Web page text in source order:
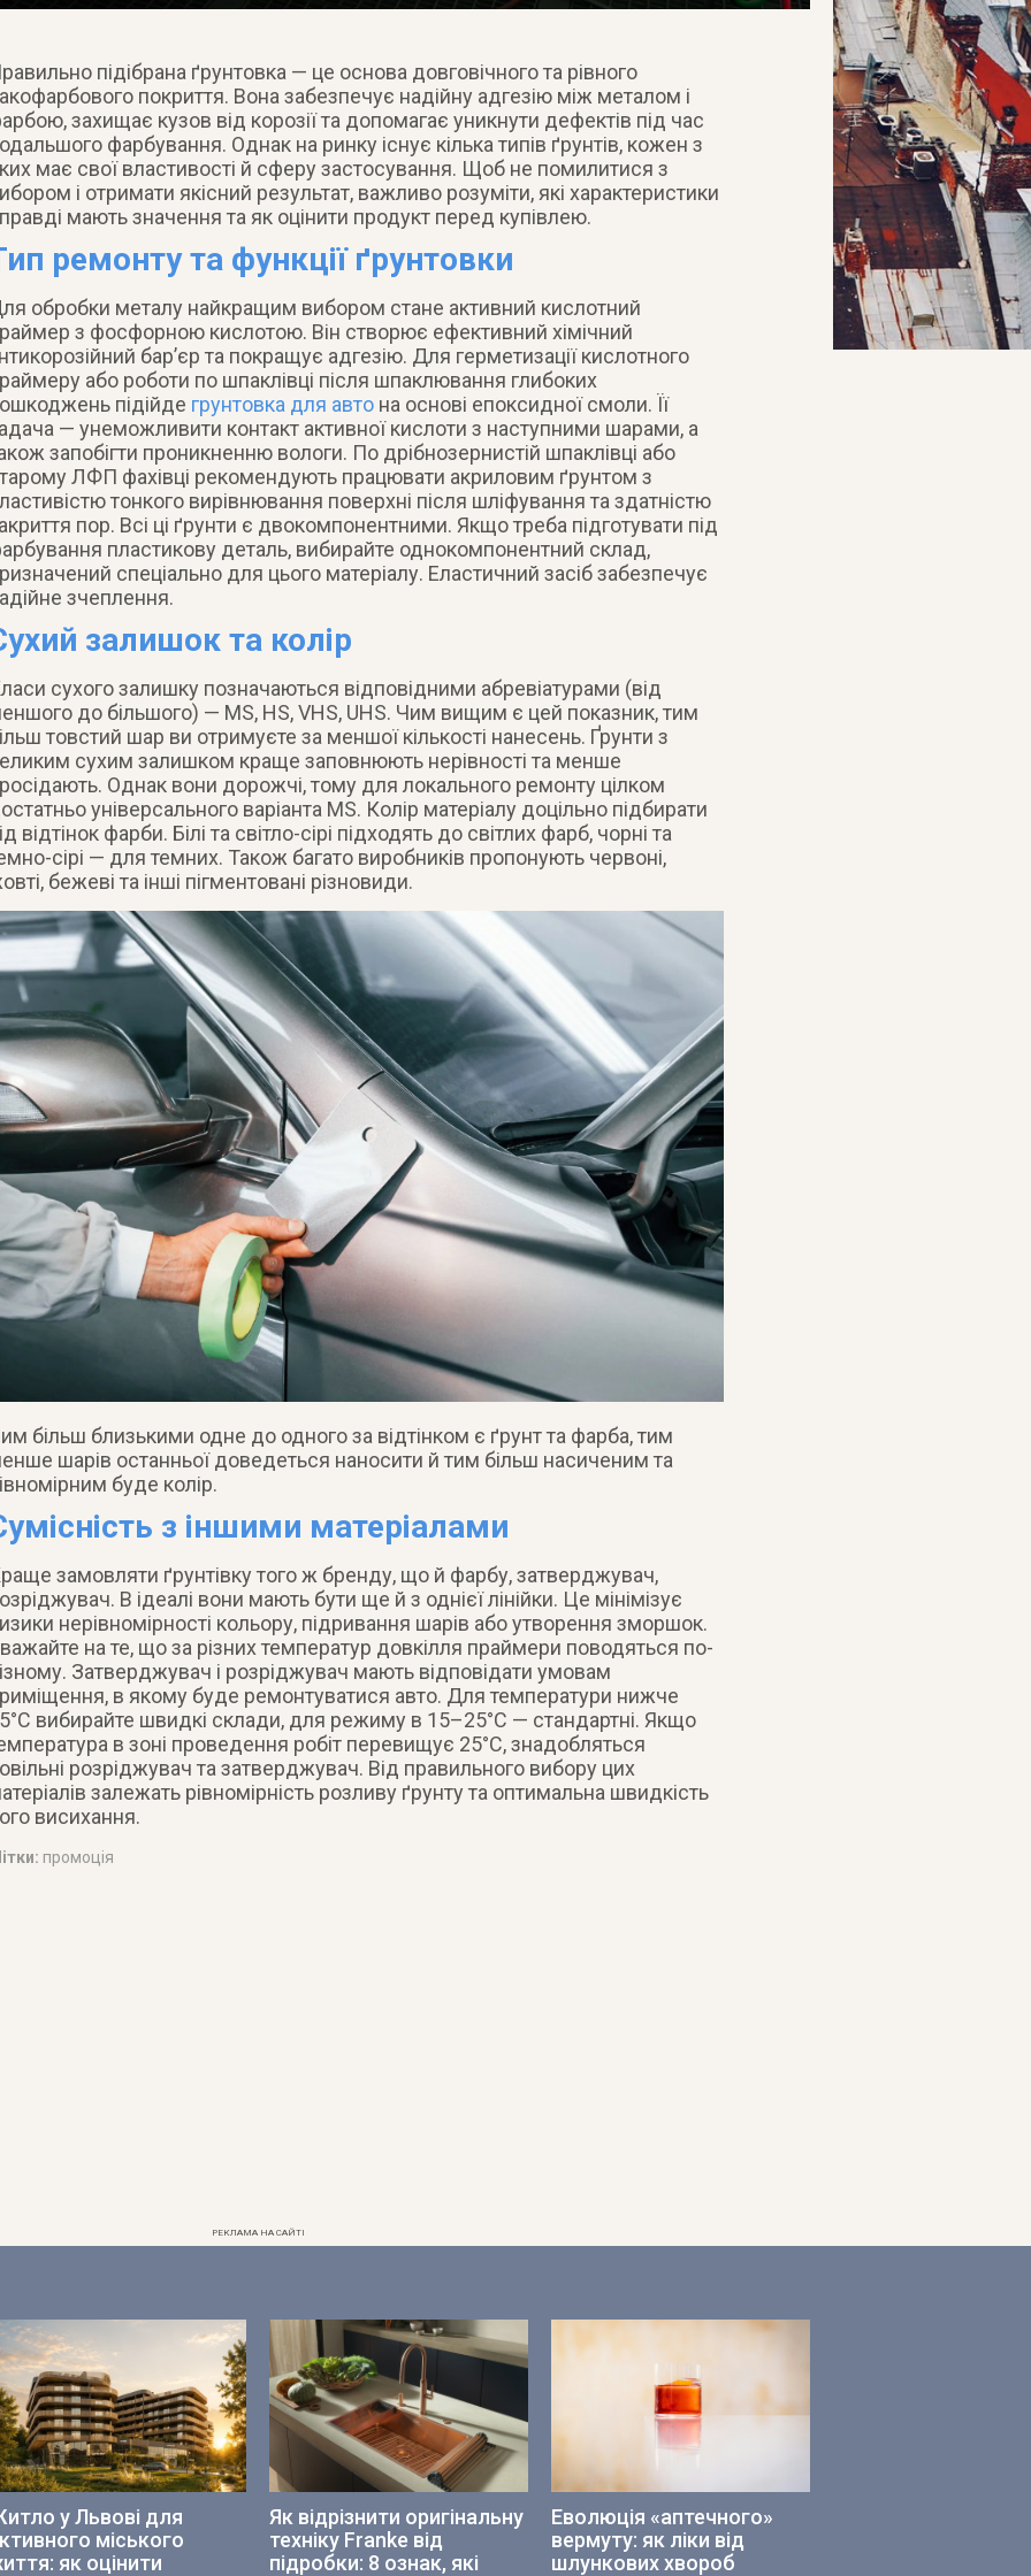
підібрана ґрунтовка — це основа довговічного та рівного
покриття. Вона забезпечує надійну адгезію між металом і
захищає кузов від корозії та допомагає уникнути дефектів під час
фарбування. Однак на ринку існує кілька типів ґрунтів, кожен з
має свої властивості й сферу застосування. Щоб не помилитися з
і отримати якісний результат, важливо розуміти, які характеристики
мають значення та як оцінити продукт перед купівлею.
ремонту та функції ґрунтовки
обробки металу найкращим вибором стане активний кислотний
з фосфорною кислотою. Він створює ефективний хімічний
бар’єр та покращує адгезію. Для герметизації кислотного
або роботи по шпаклівці після шпаклювання глибоких
підійде грунтовка для автона основі епоксидної смоли. Її
— унеможливити контакт активної кислоти з наступними шарами, а
запобігти проникненню вологи. По дрібнозернистій шпаклівці або
ЛФП фахівці рекомендують працювати акриловим ґрунтом з
тонкого вирівнювання поверхні після шліфування та здатністю
пор. Всі ці ґрунти є двокомпонентними. Якщо треба підготувати під
пластикову деталь, вибирайте однокомпонентний склад,
спеціально для цього матеріалу. Еластичний засіб забезпечує
зчеплення.
залишок та колір
сухого залишку позначаються відповідними абревіатурами (від
до більшого) — MS, HS, VHS, UHS. Чим вищим є цей показник, тим
товстий шар ви отримуєте за меншої кількості нанесень. Ґрунти з
сухим залишком краще заповнюють нерівності та менше
Однак вони дорожчі, тому для локального ремонту цілком
універсального варіанта MS. Колір матеріалу доцільно підбирати
відтінок фарби. Білі та світло-сірі підходять до світлих фарб, чорні та
сірі — для темних. Також багато виробників пропонують червоні,
бежеві та інші пігментовані різновиди.
більш близькими одне до одного за відтінком є ґрунт та фарба, тим
шарів останньої доведеться наносити й тим більш насиченим та
буде колір.
з іншими матеріалами
замовляти ґрунтівку того ж бренду, що й фарбу, затверджувач,
В ідеалі вони мають бути ще й з однієї лінійки. Це мінімізує
нерівномірності кольору, підривання шарів або утворення зморшок.
на те, що за різних температур довкілля праймери поводяться по-
Затверджувач і розріджувач мають відповідати умовам
в якому буде ремонтуватися авто. Для температури нижче
вибирайте швидкі склади, для режиму в 15–25°С — стандартні. Якщо
в зоні проведення робіт перевищує 25°С, знадобляться
розріджувач та затверджувач. Від правильного вибору цих
залежать рівномірність розливу ґрунту та оптимальна швидкість
висихання.
промоція
РЕКЛАМА НА САЙТІ
у Львові для
міського
як оцінити
Як відрізнити оригінальну
техніку Franke від
підробки: 8 ознак, які
Еволюція «аптечного»
вермуту: як ліки від
шлункових хвороб